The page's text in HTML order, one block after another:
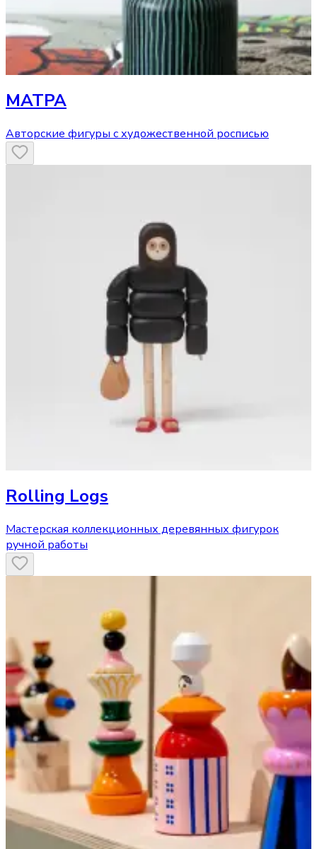
МАТРА
Авторские фигуры с художественной росписью
Rolling Logs
Мастерская коллекционных деревянных фигурок
ручной работы